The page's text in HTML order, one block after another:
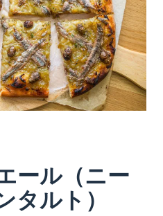
ール（ニー
タルト）